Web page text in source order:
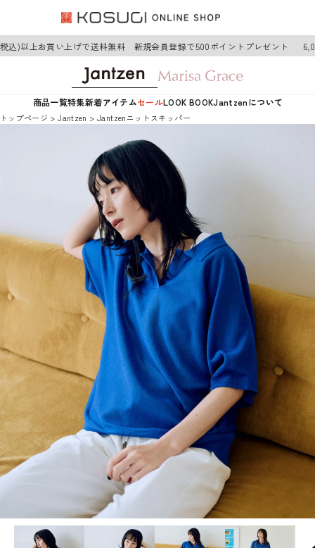
)以上お買い上げで送料無料 新規会員登録で500ポイントプレゼント
商品一覧特集新着アイテムセールLOOK BOOKJantzenについて
トップページ Jantzen Jantzenニットスキッパー